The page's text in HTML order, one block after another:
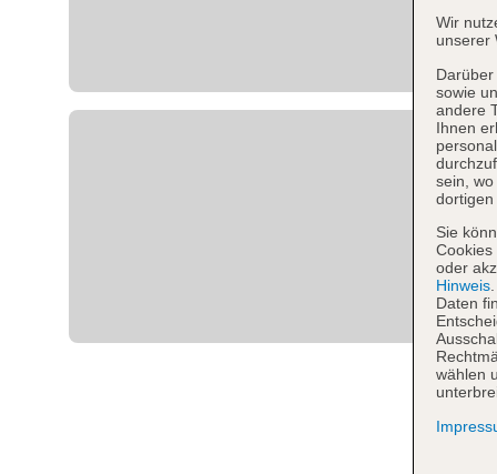
Wir
unserer
sowie
andere
Ihnen
sein,
dortigen
Sie
Cookies
oder
Hinweis
Daten
wählen